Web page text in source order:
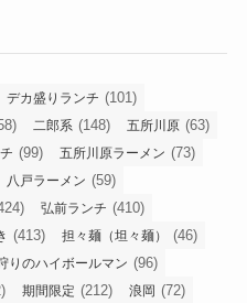
デカ盛りランチ (101)
二郎系 (148) 五所川原 (63)
(99) 五所川原ラーメン (73)
八戸ラーメン (59)
弘前ランチ (410)
(413) 担々麺（坦々麺） (46)
りのハイボールマン (96)
期間限定 (212) 浪岡 (72)